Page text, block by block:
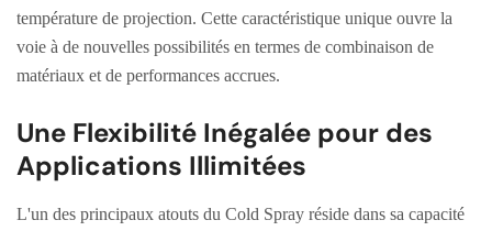
température de projection. Cette caractéristique unique ouvre la
voie à de nouvelles possibilités en termes de combinaison de
matériaux et de performances accrues.
Une Flexibilité Inégalée pour des
Applications Illimitées
L'un des principaux atouts du Cold Spray réside dans sa capacité